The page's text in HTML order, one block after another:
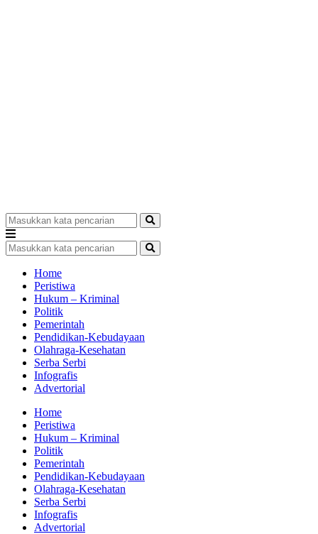
Home
Peristiwa
Hukum – Kriminal
Politik
Pemerintah
Pendidikan-Kebudayaan
Olahraga-Kesehatan
Serba Serbi
Infografis
Advertorial
Home
Peristiwa
Hukum – Kriminal
Politik
Pemerintah
Pendidikan-Kebudayaan
Olahraga-Kesehatan
Serba Serbi
Infografis
Advertorial